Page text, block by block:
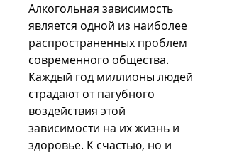
Алкогольная зависимость
является одной из наиболее
распространенных проблем
современного общества.
Каждый год миллионы людей
страдают от пагубного
воздействия этой
зависимости на их жизнь и
здоровье. К счастью, но и